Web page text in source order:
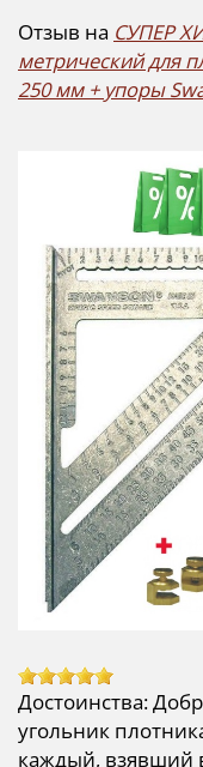
Отзыв на СУПЕР
метрический для
250 мм + упоры
Достоинства:
угольник
каждый, взявший